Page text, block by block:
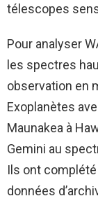
télescopes
Pour analyser
les spectres
observation en
Exoplanètes
Maunakea à
Gemini au
Ils ont complété
données